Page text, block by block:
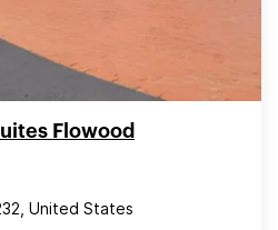
Flowood
United States